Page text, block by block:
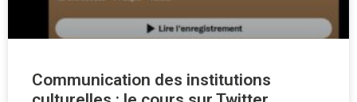
Communication des institutions